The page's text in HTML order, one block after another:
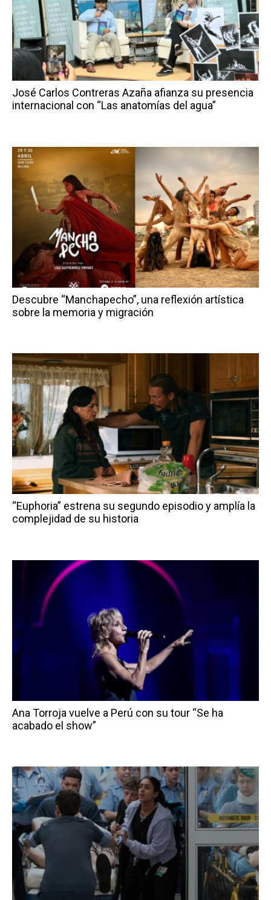
José Carlos Contreras Azaña afianza su presencia
internacional con “Las anatomías del agua”
Descubre “Manchapecho”, una reflexión artística
sobre la memoria y migración
“Euphoria” estrena su segundo episodio y amplía la
complejidad de su historia
Ana Torroja vuelve a Perú con su tour “Se ha
acabado el show”